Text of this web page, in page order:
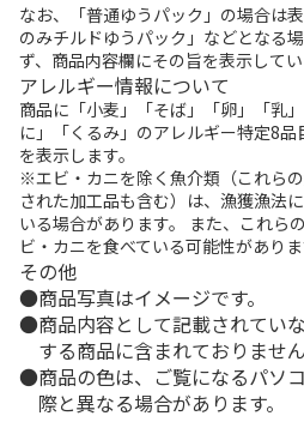
なお、「普通ゆうパック」の場合は
のみチルドゆうパック」などとなる
ず、商品内容欄にその旨を表示してい
アレルギー情報について
商品に「小麦」「そば」「卵」「乳
に」「くるみ」のアレルギー特定8
を表示します。
※エビ・カニを除く魚介類（これら
された加工品も含む）は、漁獲漁法
いる場合があります。 また、これら
ビ・カニを食べている可能性がありま
その他
商品写真はイメージです。
商品内容として記載されてい
する商品に含まれておりません
商品の色は、ご覧になるパソ
際と異なる場合があります。